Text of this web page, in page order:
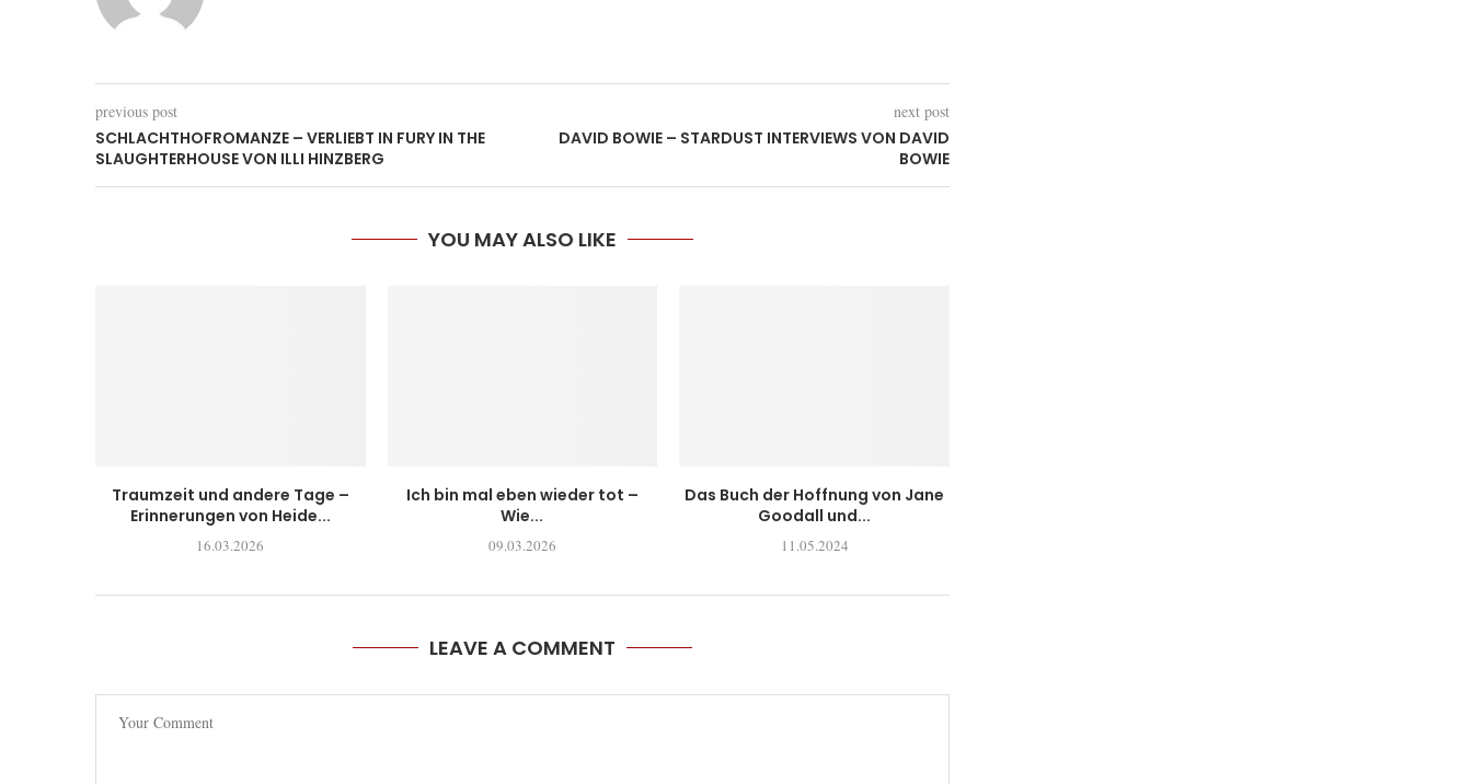
previous post
SCHLACHTHOFROMANZE – VERLIEBT IN FURY IN THE
SLAUGHTERHOUSE VON ILLI HINZBERG
next post
DAVID BOWIE – STARDUST INTERVIEWS VON DAVID
BOWIE
YOU MAY ALSO LIKE
Traumzeit und andere Tage –
Erinnerungen von Heide...
16.03.2026
Ich bin mal eben wieder tot –
Wie...
09.03.2026
Das Buch der Hoffnung von Jane
Goodall und...
11.05.2024
LEAVE A COMMENT